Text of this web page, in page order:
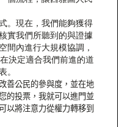
。現在，我們能夠獲得
實我們所聽到的與證據
間內進行大規模協調，
決定適合我們前進的道
。
改善公民的參與度，並在地
的投票，我就可以進門並
以將注意力從權力轉移到